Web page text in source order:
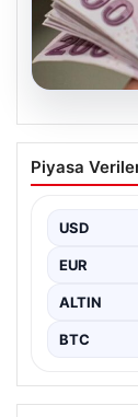
2026
Zaman
2026 yılı
Piyasa
USD
EUR
ALTIN
BTC